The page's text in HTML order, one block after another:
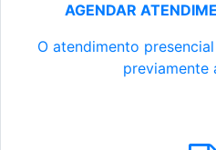
AGENDAR
O atendimento
previamente